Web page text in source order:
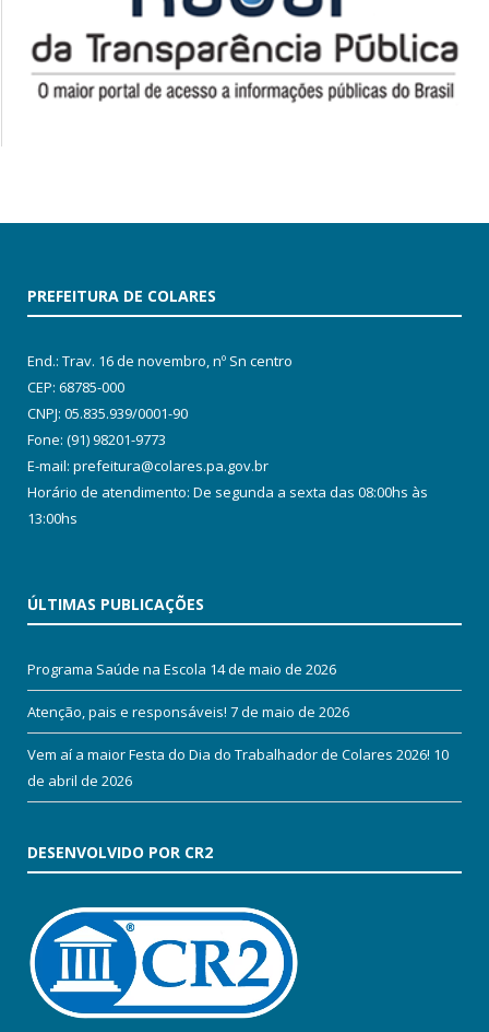
PREFEITURA DE COLARES
End.: Trav. 16 de novembro, nº Sn centro
CEP: 68785-000
CNPJ: 05.835.939/0001-90
Fone: (91) 98201-9773
E-mail: prefeitura@colares.pa.gov.br
Horário de atendimento: De segunda a sexta das 08:00hs às
13:00hs
ÚLTIMAS PUBLICAÇÕES
Programa Saúde na Escola 14 de maio de 2026
Atenção, pais e responsáveis! 7 de maio de 2026
Vem aí a maior Festa do Dia do Trabalhador de Colares 2026! 10
de abril de 2026
DESENVOLVIDO POR CR2